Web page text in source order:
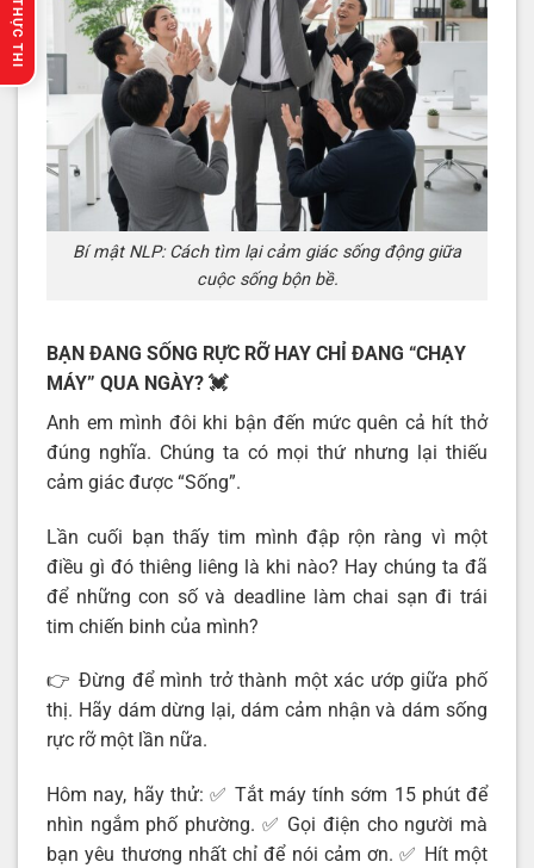
Bí mật NLP: Cách tìm lại cảm giác sống động giữa
cuộc sống bộn bề.
BẠN ĐANG SỐNG RỰC RỠ HAY CHỈ ĐANG “CHẠY
MÁY” QUA NGÀY? 💓
Anh em mình đôi khi bận đến mức quên cả hít thở
đúng nghĩa. Chúng ta có mọi thứ nhưng lại thiếu
cảm giác được “Sống”.
Lần cuối bạn thấy tim mình đập rộn ràng vì một
điều gì đó thiêng liêng là khi nào? Hay chúng ta đã
để những con số và deadline làm chai sạn đi trái
tim chiến binh của mình?
👉 Đừng để mình trở thành một xác ướp giữa phố
thị. Hãy dám dừng lại, dám cảm nhận và dám sống
rực rỡ một lần nữa.
Hôm nay, hãy thử: ✅ Tắt máy tính sớm 15 phút để
nhìn ngắm phố phường. ✅ Gọi điện cho người mà
bạn yêu thương nhất chỉ để nói cảm ơn. ✅ Hít một